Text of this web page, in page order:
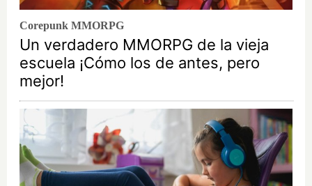
Corepunk MMORPG
Un verdadero MMORPG de la vieja
escuela ¡Cómo los de antes, pero
mejor!